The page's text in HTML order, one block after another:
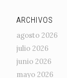
ARCHIVOS
agosto 2026
julio 2026
junio 2026
mayo 2026